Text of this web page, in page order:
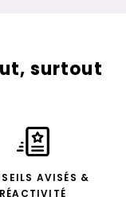
surtout
AVISÉS &
RÉACTIVITÉ